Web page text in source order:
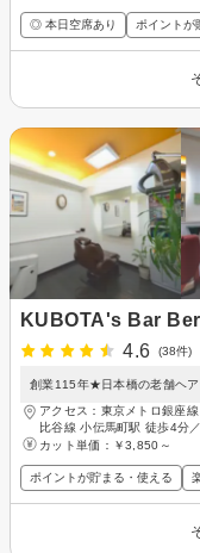
◎ 本日空席あり ポイントが
KUBOTA's Bar Ber
4.6
(38件)
創業115年★日本橋の老舗ヘア
アクセス：東京メトロ銀座
比谷線 小伝馬町駅 徒歩4分
カット単価： ￥3,850～
ポイントが貯まる・使える